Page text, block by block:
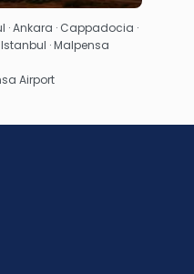
Ankara · Cappadocia ·
Istanbul · Malpensa
Airport